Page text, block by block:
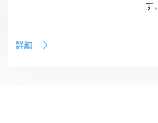
す。
詳細